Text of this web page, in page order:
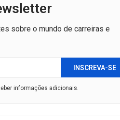
sobre o mundo de carreiras e
INSCREVA-SE
informações adicionais.